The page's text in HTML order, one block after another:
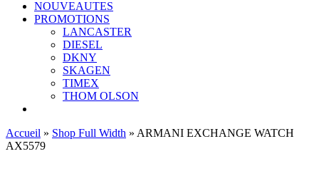
NOUVEAUTES
PROMOTIONS
LANCASTER
DIESEL
DKNY
SKAGEN
TIMEX
THOM OLSON
Accueil » Shop Full Width » ARMANI EXCHANGE WATCH
AX5579